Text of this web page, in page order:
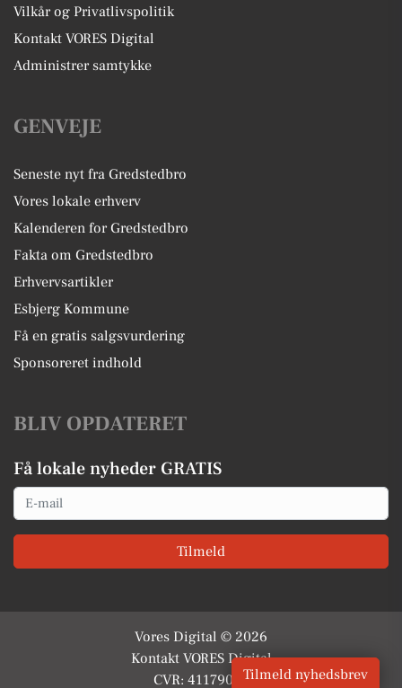
Vilkår og Privatlivspolitik
Kontakt VORES Digital
Administrer samtykke
GENVEJE
Seneste nyt fra Gredstedbro
Vores lokale erhverv
Kalenderen for Gredstedbro
Fakta om Gredstedbro
Erhvervsartikler
Esbjerg Kommune
Få en gratis salgsvurdering
Sponsoreret indhold
BLIV OPDATERET
Få lokale nyheder GRATIS
Email
Tilmeld
Vores Digital © 2026
Kontakt VORES Digital
CVR: 41179082Tilmeld nyhedsbrev